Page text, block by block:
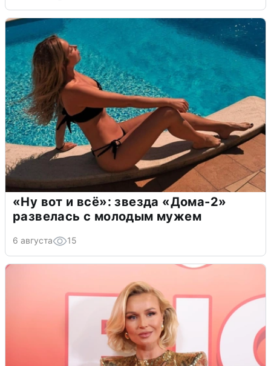
«Ну вот и всё»: звезда «Дома-2»
развелась с молодым мужем
6 августа 15